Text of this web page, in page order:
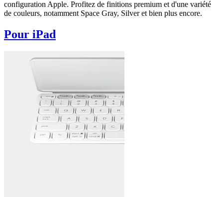
configuration Apple. Profitez de finitions premium et d'une variété
de couleurs, notamment Space Gray, Silver et bien plus encore.
Pour iPad